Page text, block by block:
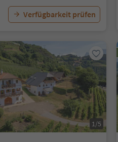
Verfügbarkeit prüfen
1/5